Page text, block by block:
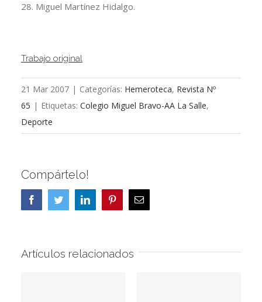
28. Miguel Martínez Hidalgo.
Trabajo original
21 Mar 2007 | Categorías: Hemeroteca, Revista Nº
65 | Etiquetas: Colegio Miguel Bravo-AA La Salle,
Deporte
Compártelo!
FacebookTwitterLinkedInPinterestCorreo
electrónico
Artículos relacionados